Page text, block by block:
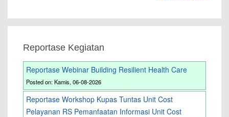
Reportase Kegiatan
Reportase Webinar Building Resilient Health Care
Posted on: Kamis, 06-08-2026
Reportase Workshop Kupas Tuntas Unit Cost
Pelayanan RS Pemanfaatan Informasi Unit Cost